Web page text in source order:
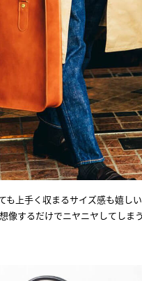
も上手く収まるサイズ感も嬉し
像するだけでニヤニヤしてしま